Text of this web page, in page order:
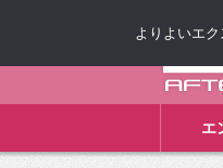
エ
よりよいエ